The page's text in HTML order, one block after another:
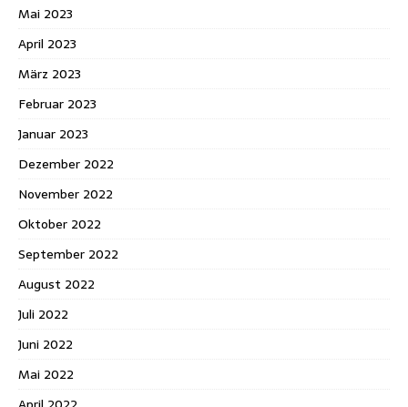
Mai 2023
April 2023
März 2023
Februar 2023
Januar 2023
Dezember 2022
November 2022
Oktober 2022
September 2022
August 2022
Juli 2022
Juni 2022
Mai 2022